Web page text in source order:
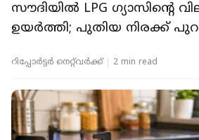
സൗദിയില്‍ LPG ഗ്യാസിൻ്റെ
ഉയർത്തി; പുതിയ നിരക്ക്
റിപ്പോർട്ടർ നെറ്റ്‌വര്‍ക്ക്‌ 2 min read